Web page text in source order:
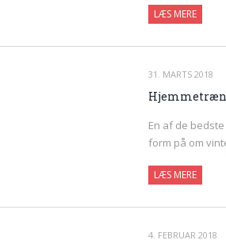
LÆS MERE
31. MARTS 2018
En af de
form på om
LÆS MERE
4. FEBRUAR 2018